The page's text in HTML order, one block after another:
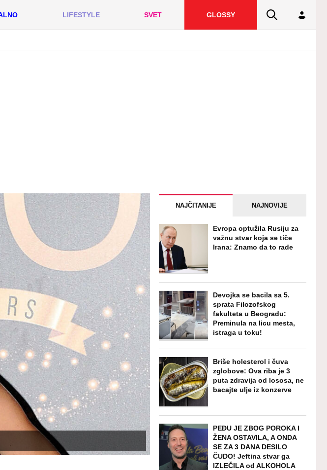
LIFESTYLE SVET GLOSSY
NAJČITANIJE NAJNOVIJE
Evropa optužila Rusiju za
važnu stvar koja se tiče
Irana: Znamo da to rade
Devojka se bacila sa 5.
sprata Filozofskog
fakulteta u Beogradu:
Preminula na licu mesta,
istraga u toku!
Briše holesterol i čuva
zglobove: Ova riba je 3
puta zdravija od lososa, ne
bacajte ulje iz konzerve
PEĐU JE ZBOG POROKA I
ŽENA OSTAVILA, A ONDA
SE ZA 3 DANA DESILO
ČUDO! Jeftina stvar ga
IZLEČILA od ALKOHOLA